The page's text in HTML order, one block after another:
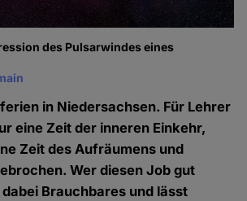
des Pulsarwindes eines
in Niedersachsen. Für Lehrer
eine Zeit der inneren Einkehr,
Zeit des Aufräumens und
Wer diesen Job gut
Brauchbares und lässt